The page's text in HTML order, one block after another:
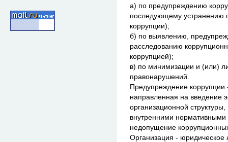
а) по предупреждению
последующему устранению
коррупции);
б) по выявлению,
расследованию
коррупцией);
в) по минимизации и (или)
правонарушений.
Предупреждение коррупции
направленная на введение
организационной
внутренними
недопущение
Организация -